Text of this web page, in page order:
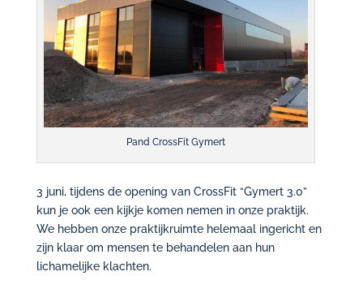
Pand CrossFit Gymert
3 juni, tijdens de opening van CrossFit “Gymert 3.0”
kun je ook een kijkje komen nemen in onze praktijk.
We hebben onze praktijkruimte helemaal ingericht en
zijn klaar om mensen te behandelen aan hun
lichamelijke klachten.